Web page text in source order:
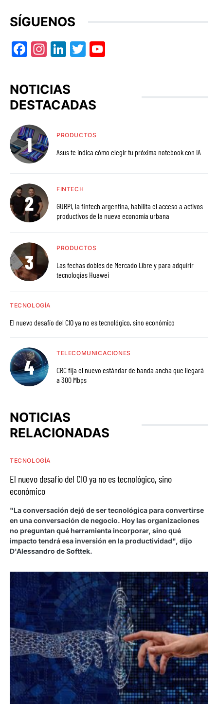
SÍGUENOS
Facebook
Instagram
LinkedIn
Twitter
NOTICIAS
DESTACADAS
PRODUCTOS
Asus te indica cómo elegir tu próxima notebook con IA
FINTECH
GURPI, la fintech argentina, habilita el acceso a activos
productivos de la nueva economía urbana
PRODUCTOS
Las fechas dobles de Mercado Libre y para adquirir
tecnologías Huawei
TECNOLOGÍA
El nuevo desafío del CIO ya no es tecnológico, sino económico
TELECOMUNICACIONES
CRC fija el nuevo estándar de banda ancha que llegará
a 300 Mbps
NOTICIAS
RELACIONADAS
TECNOLOGÍA
El nuevo desafío del CIO ya no es tecnológico, sino
económico
"La conversación dejó de ser tecnológica para convertirse
en una conversación de negocio. Hoy las organizaciones
no preguntan qué herramienta incorporar, sino qué
impacto tendrá esa inversión en la productividad", dijo
D'Alessandro de Softtek.